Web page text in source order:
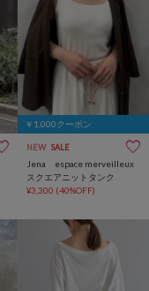
￥1,000クーポン
NEW SALE
Jena espace merveilleux
スクエアニットタンク
¥3,300 (40%OFF)